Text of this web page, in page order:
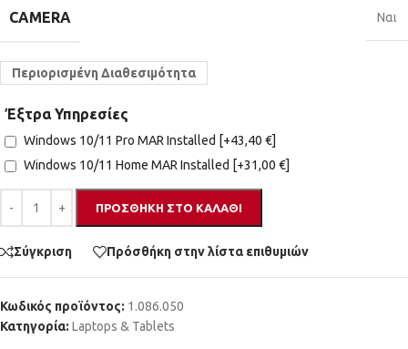
CAMERA Ναι
Περιορισμένη Διαθεσιμότητα
Έξτρα Υπηρεσίες
Windows 10/11 Pro MAR Installed [+43,40 €]
Windows 10/11 Home MAR Installed [+31,00 €]
ΠΡΟΣΘΉΚΗ ΣΤΟ ΚΑΛΆΘΙ
Σύγκριση Πρόσθήκη στην λίστα επιθυμιών
Κωδικός προϊόντος: 1.086.050
Κατηγορία: Laptops & Tablets